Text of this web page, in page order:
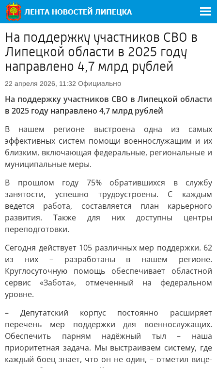
На поддержку участников СВО в
Липецкой области в 2025 году
направлено 4,7 млрд рублей
22 апреля 2026, 11:32 Официально
На поддержку участников СВО в Липецкой области
в 2025 году направлено 4,7 млрд рублей
В нашем регионе выстроена одна из самых
эффективных систем помощи военнослужащим и их
близким, включающая федеральные, региональные и
муниципальные меры.
В прошлом году 75% обратившихся в службу
занятости, успешно трудоустроены. С каждым
ведется работа, составляется план карьерного
развития. Также для них доступны центры
переподготовки.
Сегодня действует 105 различных мер поддержки. 62
из них – разработаны в нашем регионе.
Круглосуточную помощь обеспечивает областной
сервис «Забота», отмеченный на федеральном
уровне.
– Депутатский корпус постоянно расширяет
перечень мер поддержки для военнослужащих.
Обеспечить парням надёжный тыл – наша
приоритетная задача. Мы выстраиваем систему, где
каждый боец знает, что он не один, – отметил вице-